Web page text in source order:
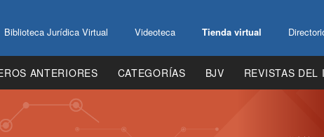
Biblioteca Jurídica Virtual Videoteca Tienda virtual
ANTERIORES CATEGORÍAS BJV REVISTAS DEL